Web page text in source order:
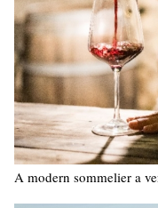
A modern sommelier a